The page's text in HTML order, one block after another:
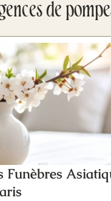
de
Funèbres